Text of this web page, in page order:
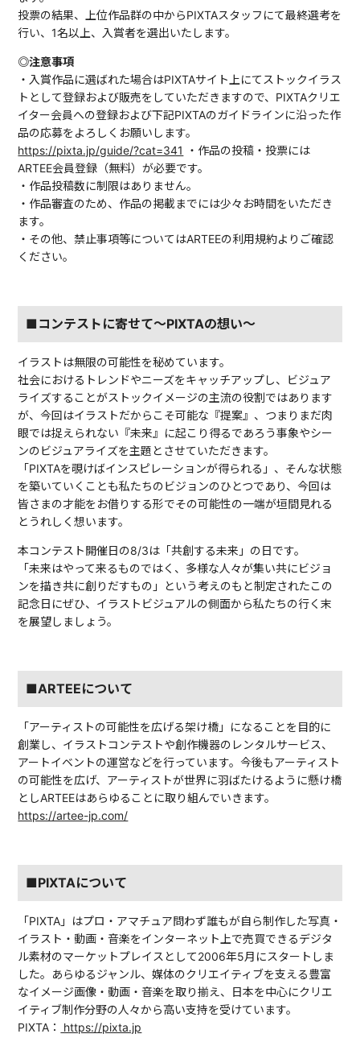
投票の結果、上位作品群の中からPIXTAスタッフにて最終選考を
行い、1名以上、入賞者を選出いたします。
◎注意事項
・入賞作品に選ばれた場合はPIXTAサイト上にてストックイラス
トとして登録および販売をしていただきますので、PIXTAクリエ
イター会員への登録および下記PIXTAのガイドラインに沿った作
品の応募をよろしくお願いします。
https://pixta.jp/guide/?cat=341
・作品の投稿・投票には
ARTEE会員登録（無料）が必要です。
・作品投稿数に制限はありません。
・作品審査のため、作品の掲載までには少々お時間をいただき
ます。
・その他、禁止事項等についてはARTEEの利用規約よりご確認
ください。
■コンテストに寄せて〜PIXTAの想い〜
イラストは無限の可能性を秘めています。
社会におけるトレンドやニーズをキャッチアップし、ビジュア
ライズすることがストックイメージの主流の役割ではあります
が、今回はイラストだからこそ可能な『提案』、つまりまだ肉
眼では捉えられない『未来』に起こり得るであろう事象やシー
ンのビジュアライズを主題とさせていただきます。
「PIXTAを覗けばインスピレーションが得られる」、そんな状態
を築いていくことも私たちのビジョンのひとつであり、今回は
皆さまの才能をお借りする形でその可能性の一端が垣間見れる
とうれしく想います。
本コンテスト開催日の8/3は「共創する未来」の日です。
「未来はやって来るものではく、多様な人々が集い共にビジョ
ンを描き共に創りだすもの」という考えのもと制定されたこの
記念日にぜひ、イラストビジュアルの側面から私たちの行く末
を展望しましょう。
■ARTEEについて
「アーティストの可能性を広げる架け橋」になることを目的に
創業し、イラストコンテストや創作機器のレンタルサービス、
アートイベントの運営などを行っています。今後もアーティスト
の可能性を広げ、アーティストが世界に羽ばたけるように懸け橋
としARTEEはあらゆることに取り組んでいきます。
https://artee-jp.com/
■PIXTAについて
「PIXTA」はプロ・アマチュア問わず誰もが自ら制作した写真・
イラスト・動画・音楽をインターネット上で売買できるデジタ
ル素材のマーケットプレイスとして2006年5月にスタートしま
した。あらゆるジャンル、媒体のクリエイティブを支える豊富
なイメージ画像・動画・音楽を取り揃え、日本を中心にクリエ
イティブ制作分野の人々から高い支持を受けています。
PIXTA：
https://pixta.jp